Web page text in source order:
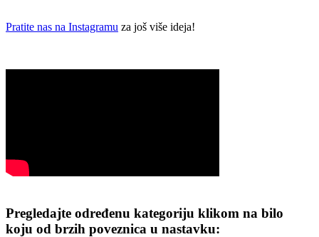
Pratite nas na Instagramu za još više ideja!
Pregledajte određenu kategoriju klikom na bilo
koju od brzih poveznica u nastavku: